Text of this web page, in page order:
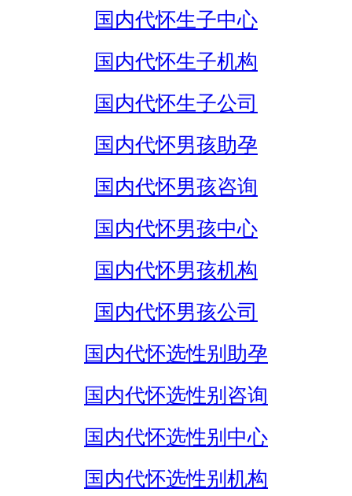
国内代怀生子中心
国内代怀生子机构
国内代怀生子公司
国内代怀男孩助孕
国内代怀男孩咨询
国内代怀男孩中心
国内代怀男孩机构
国内代怀男孩公司
国内代怀选性别助孕
国内代怀选性别咨询
国内代怀选性别中心
国内代怀选性别机构